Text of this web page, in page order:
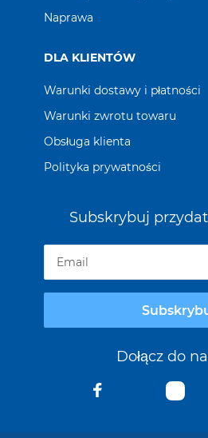
Naprawa
DLA KLIENTÓW
Warunki dostawy i płatności
Warunki zwrotu towaru
Obsługa klienta
Polityka prywatności
Subskrybuj
Dołącz do